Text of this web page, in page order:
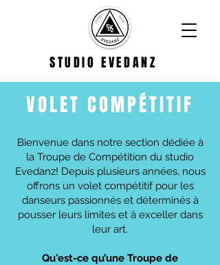
STUDIO EVEDANZ
VOLET COMPÉTITIF
Bienvenue dans notre section dédiée à
la Troupe de Compétition du studio
Evedanz! Depuis plusieurs années, nous
offrons un volet compétitif pour les
danseurs passionnés et déterminés à
pousser leurs limites et à exceller dans
leur art.
Qu'est-ce qu’une Troupe de